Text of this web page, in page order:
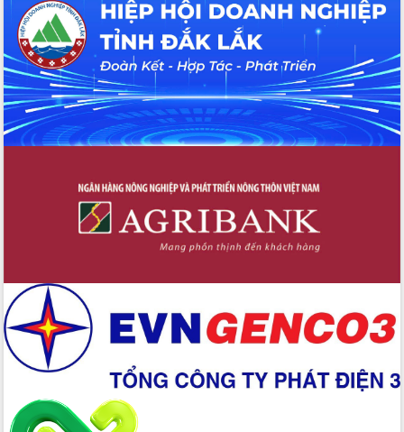
hiện nhiệm vụ quản lý tài sản công
hàng tuần
Tháo gỡ những vướng mắc, đẩy mạnh
công tác cải cách thủ tục hành chính
tại Trung tâm Phục vụ hành chính
công tỉnh
Đắk Lắk: Tôn vinh 46 giải pháp tại Hội
thi Sáng tạo Kỹ thuật 2024 - 2025
về phát triển nuôi trồng thủy sản
Phó Chủ tịch UBND tỉnh Đắk Lắk
Trương Công Thái kiểm tra thực địa
Dự án cao tốc Khánh Hòa - Buôn Ma
Định vị cà phê Việt Nam như một “di
sản sống” trong dòng chảy toàn cầu
Xây dựng nông thôn mới: Nâng cao đời
sống người dân từ những mô hình thiết
thực
Quyết liệt tháo gỡ vướng mắc, đẩy
nhanh tiến độ các dự án trọng điểm
trong Khu kinh tế Nam Phú Yên